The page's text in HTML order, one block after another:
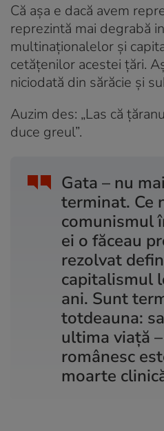
Că așa e dacă avem
reprezintă mai degrabă
multinaționalelor și
cetățenilor acestei țări.
niciodată din sărăcie și
Auzim des: „Las că
duce greul”.
Gata – nu
terminat. Ce
comunismul
ei o făceau
rezolvat
capitalismul
ani. Sunt
totdeauna:
ultima viață
românesc
moarte